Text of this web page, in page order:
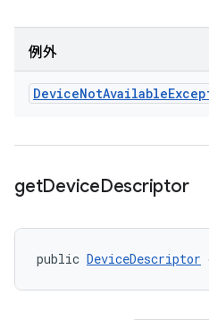
例外
DeviceNotAvailable
getDeviceDescriptor
public DeviceDescriptor